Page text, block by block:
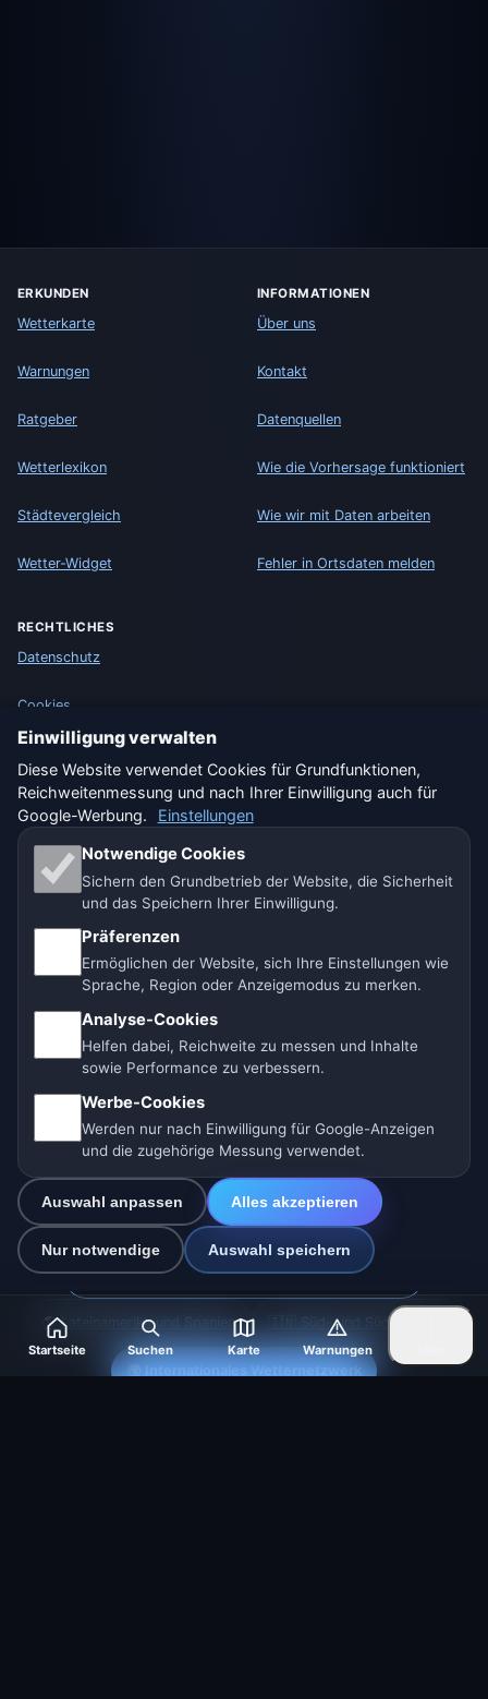
ERKUNDEN
Wetterkarte
Warnungen
Ratgeber
Wetterlexikon
Städtevergleich
Wetter-Widget
INFORMATIONEN
Über uns
Kontakt
Datenquellen
Wie die Vorhersage funktioniert
Wie wir mit Daten arbeiten
Fehler in Ortsdaten melden
RECHTLICHES
Datenschutz
Cookies
Nutzungsbedingungen
Haftungsausschluss
Impressum
Wir helfen Tieren
🇩🇪 Wetter Deutschland
🇨🇭 Wetter Schweiz
Unsere Wetterseiten:
🇨🇿 Tschechien 🇭🇷 Kroatien 🇧🇬 Bulgarien
🇩🇪🇦🇹🇨🇭 Deutschland / Österreich / Schweiz
🌎 Lateinamerika und Spanien 🇮🇳 Süd- und Südostasien
🌍 Internationales Wetternetzwerk
Startseite Suchen Karte Warnungen
Einwilligung verwalten
Diese Website verwendet Cookies für Grundfunktionen,
Reichweitenmessung und nach Ihrer Einwilligung auch für
Google-Werbung.
Einstellungen
Notwendige Cookies
Sichern den Grundbetrieb der Website, die Sicherheit
und das Speichern Ihrer Einwilligung.
Präferenzen
Ermöglichen der Website, sich Ihre Einstellungen wie
Sprache, Region oder Anzeigemodus zu merken.
Analyse-Cookies
Helfen dabei, Reichweite zu messen und Inhalte
sowie Performance zu verbessern.
Werbe-Cookies
Werden nur nach Einwilligung für Google-Anzeigen
und die zugehörige Messung verwendet.
Auswahl anpassen Alles akzeptieren
Nur notwendige Auswahl speichern